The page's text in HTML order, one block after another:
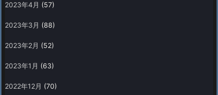
2023年4月 (57)
2023年3月 (88)
2023年2月 (52)
2023年1月 (63)
2022年12月 (70)